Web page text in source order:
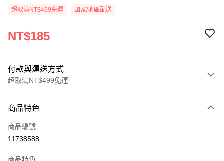
超取滿NT$499免運 國家/地區配送
NT$185
付款與運送方式
超取滿NT$499免運
信用卡一次付款
超商取貨付款
商品特色
商品編號
11738588